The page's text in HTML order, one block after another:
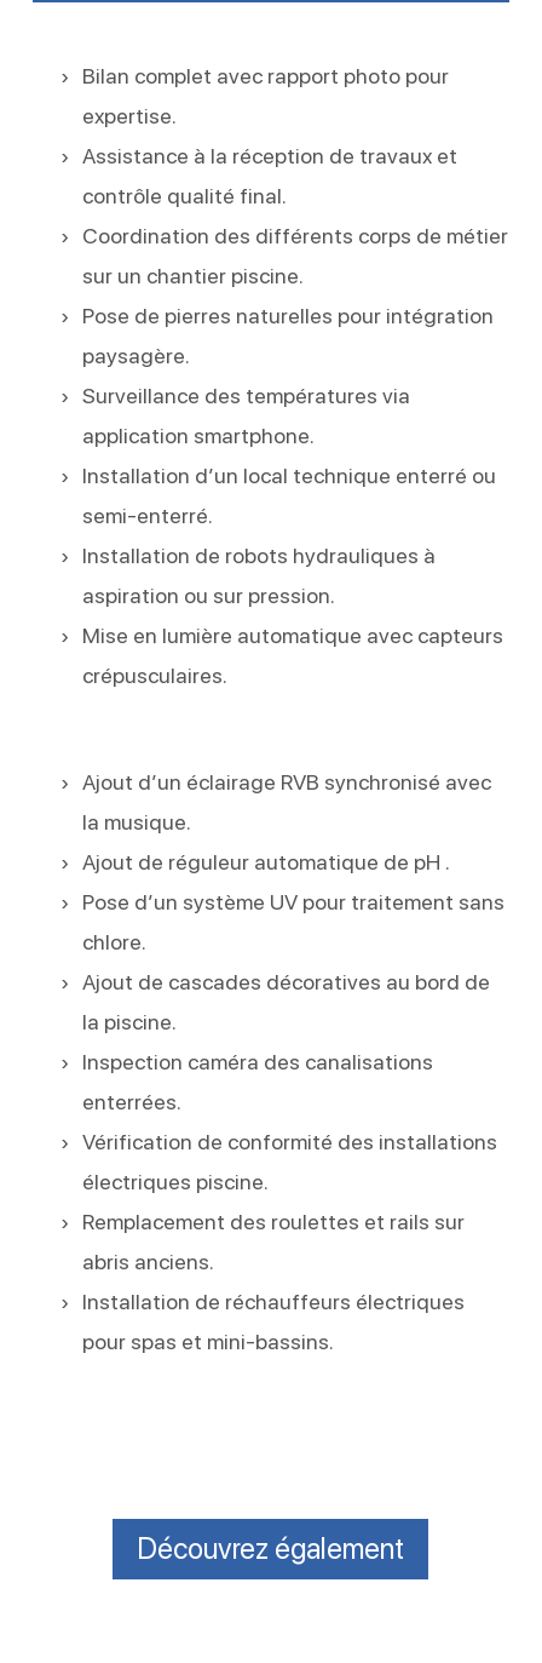
Bilan complet avec rapport photo pour
expertise.
Assistance à la réception de travaux et
contrôle qualité final.
Coordination des différents corps de métier
sur un chantier piscine.
Pose de pierres naturelles pour intégration
paysagère.
Surveillance des températures via
application smartphone.
Installation d’un local technique enterré ou
semi-enterré.
Installation de robots hydrauliques à
aspiration ou sur pression.
Mise en lumière automatique avec capteurs
crépusculaires.
Ajout d’un éclairage RVB synchronisé avec
la musique.
Ajout de réguleur automatique de pH .
Pose d’un système UV pour traitement sans
chlore.
Ajout de cascades décoratives au bord de
la piscine.
Inspection caméra des canalisations
enterrées.
Vérification de conformité des installations
électriques piscine.
Remplacement des roulettes et rails sur
abris anciens.
Installation de réchauffeurs électriques
pour spas et mini-bassins.
Découvrez également